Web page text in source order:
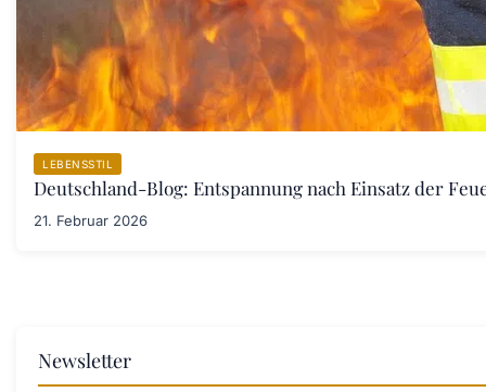
LEBENSSTIL
Deutschland-Blog: Entspannung nach Einsatz der
21. Februar 2026
Newsletter